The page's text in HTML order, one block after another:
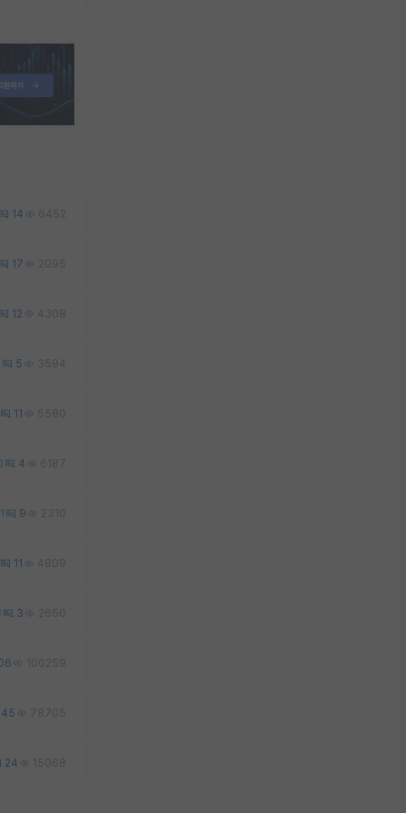
14 6452
17 2095
12 4308
5 3594
11 5580
4 6187
1 9 2310
11 4809
3 2650
100259
45 78705
24 15068